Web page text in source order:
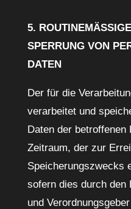
5.
SPERRUNG VON
DATEN
Der für die
verarbeitet und
Daten der betroffenen
Zeitraum, der zur
Speicherungszwecks
sofern dies durch den
und